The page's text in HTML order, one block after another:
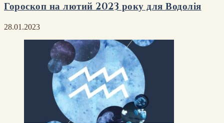
Гороскоп на лютий 2023 року для Водолія
28.01.2023